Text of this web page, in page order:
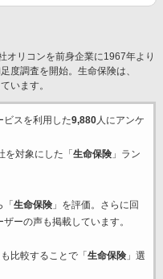
オリコンを前身企業に1967年より
度調査を開始。生命保険は、
います。
ビスを利用した9,880人にアンケ
を対象にした「 生命保険」ラン
生命保険」を評価。さらに回
ーの声も掲載しています。
比較することで「 生命保険」選